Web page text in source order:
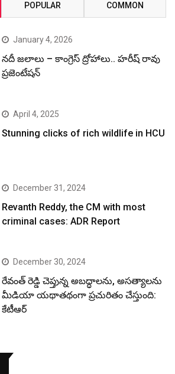
POPULAR COMMON
January 4, 2026
నదీ జలాలు – కాంగ్రెస్ ద్రోహాలు.. హరీష్ రావు
ప్రజెంటేషన్
April 4, 2025
Stunning clicks of rich wildlife in HCU
December 31, 2024
Revanth Reddy, the CM with most
criminal cases: ADR Report
December 30, 2024
రేవంత్ రెడ్డి చెప్తున్న అబద్ధాలను, అసత్యాలను
మీడియా యథాతథంగా ప్రచురితం చేస్తుంది:
కేటీఆర్